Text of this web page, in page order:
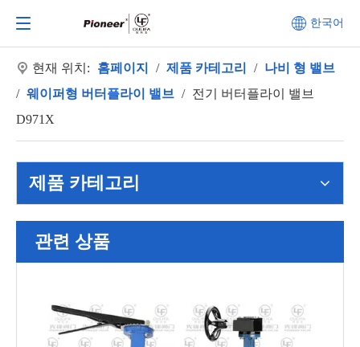
한국어
현재 위치: 홈페이지 / 제품 카테고리 / 나비 형 밸브
/ 웨이퍼형 버터플라이 밸브 / 전기 버터플라이 밸브
D971X
제품 카테고리
관련 상품